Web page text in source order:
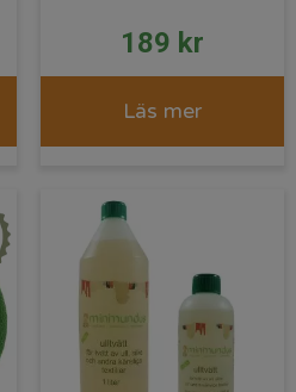
189 kr
Läs mer